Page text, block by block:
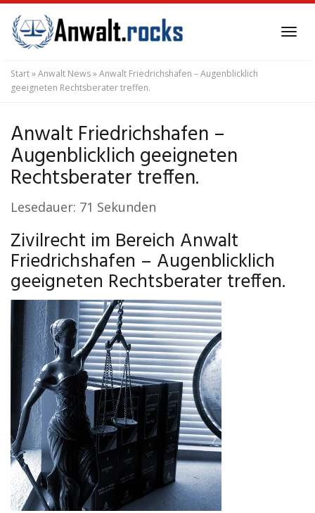
to
main
content
Start»Anwalt News»Anwalt Friedrichshafen – Augenblicklich
geeigneten Rechtsberater treffen.
Anwalt Friedrichshafen –
Augenblicklich geeigneten
Rechtsberater treffen.
Lesedauer: 71 Sekunden
Zivilrecht im Bereich Anwalt
Friedrichshafen – Augenblicklich
geeigneten Rechtsberater treffen.